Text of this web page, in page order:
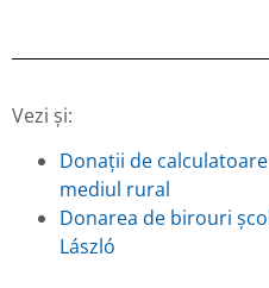
Vezi și:
Donații de
mediul rural
Donarea de birouri
László